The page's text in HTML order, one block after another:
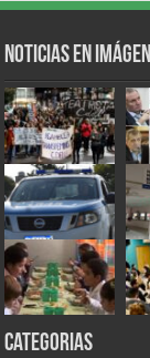
Noticias en
Categorias